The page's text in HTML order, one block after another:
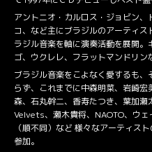
アントニオ・カルロス・ジョビン
コ、など主にブラジルのアーティ
ラジル音楽を軸に演奏活動を展開
ゴ、ウクレレ、フラットマンドリン
ブラジル音楽をこよなく愛するも
らず、これまでに中森明菜、岩崎
森、石丸幹二、香寿たつき、葉加
Velvets、瀬木貴将、NAOTO、ウ
（順不同）など 様々なアーティス
参加。